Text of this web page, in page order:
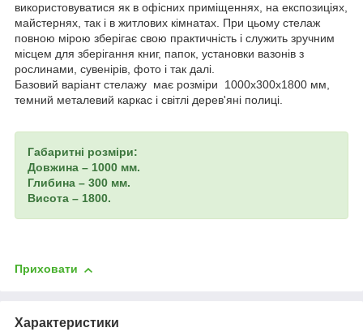
використовуватися як в офісних приміщеннях, на експозиціях,
майстернях, так і в житлових кімнатах. При цьому стелаж
повною мірою зберігає свою практичність і служить зручним
місцем для зберігання книг, папок, установки вазонів з
рослинами, сувенірів, фото і так далі.
Базовий варіант стелажу має розміри 1000х300х1800 мм,
темний металевий каркас і світлі дерев'яні полиці.
Габаритні розміри:
Довжина – 1000 мм.
Глибина – 300 мм.
Висота – 1800.
Приховати
Характеристики